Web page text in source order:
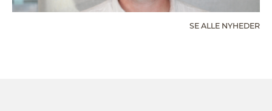
SE ALLE NYHEDER